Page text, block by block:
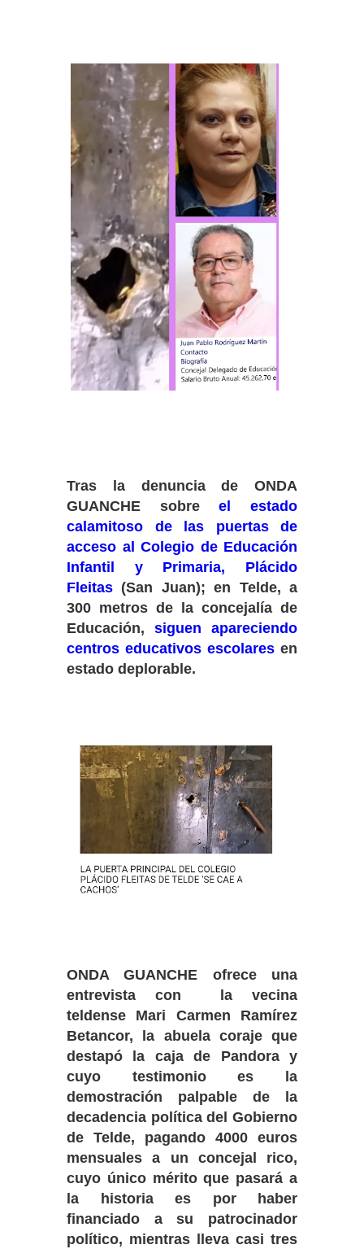
Tras la denuncia de ONDA
GUANCHE sobreel estado
calamitoso de las puertas de
acceso al Colegio de Educación
Infantil y Primaria, Plácido
Fleitas (San Juan); en Telde, a
300 metros de la concejalía de
Educación, siguen apareciendo
centros educativos escolares en
estado deplorable.
ONDA GUANCHE ofrece una
entrevista con la vecina
teldense Mari Carmen Ramírez
Betancor, la abuela coraje que
destapó la caja de Pandora y
cuyo testimonio es la
demostración palpable de la
decadencia política del Gobierno
de Telde, pagando 4000 euros
mensuales a un concejal rico,
cuyo único mérito que pasará a
la historia es por haber
financiado a su patrocinador
político, mientras lleva casi tres